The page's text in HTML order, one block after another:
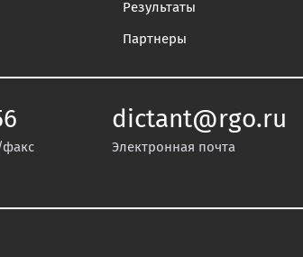
Результаты
Партнеры
dictant@rgo.ru
Электронная почта